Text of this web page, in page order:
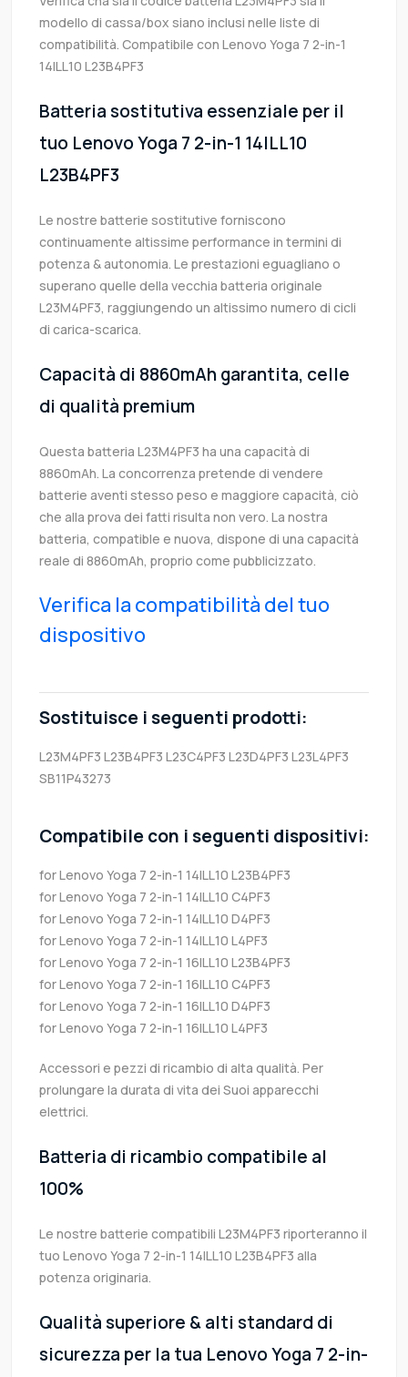
modello di cassa/box siano inclusi nelle liste di
compatibilità. Compatibile con Lenovo Yoga 7 2-in-1
14ILL10 L23B4PF3
Batteria sostitutiva essenziale per il
tuo Lenovo Yoga 7 2-in-1 14ILL10
L23B4PF3
Le nostre batterie sostitutive forniscono
continuamente altissime performance in termini di
potenza & autonomia. Le prestazioni eguagliano o
superano quelle della vecchia batteria originale
L23M4PF3, raggiungendo un altissimo numero di cicli
di carica-scarica.
Capacità di 8860mAh garantita, celle
di qualità premium
Questa batteria L23M4PF3 ha una capacità di
8860mAh. La concorrenza pretende di vendere
batterie aventi stesso peso e maggiore capacità, ciò
che alla prova dei fatti risulta non vero. La nostra
batteria, compatible e nuova, dispone di una capacità
reale di 8860mAh, proprio come pubblicizzato.
Verifica la compatibilità del tuo
dispositivo
Sostituisce i seguenti prodotti:
L23M4PF3 L23B4PF3 L23C4PF3 L23D4PF3 L23L4PF3
SB11P43273
Compatibile con i seguenti dispositivi:
for Lenovo Yoga 7 2-in-1 14ILL10 L23B4PF3
for Lenovo Yoga 7 2-in-1 14ILL10 C4PF3
for Lenovo Yoga 7 2-in-1 14ILL10 D4PF3
for Lenovo Yoga 7 2-in-1 14ILL10 L4PF3
for Lenovo Yoga 7 2-in-1 16ILL10 L23B4PF3
for Lenovo Yoga 7 2-in-1 16ILL10 C4PF3
for Lenovo Yoga 7 2-in-1 16ILL10 D4PF3
for Lenovo Yoga 7 2-in-1 16ILL10 L4PF3
Accessori e pezzi di ricambio di alta qualità. Per
prolungare la durata di vita dei Suoi apparecchi
elettrici.
Batteria di ricambio compatibile al
100%
Le nostre batterie compatibili L23M4PF3 riporteranno il
tuo Lenovo Yoga 7 2-in-1 14ILL10 L23B4PF3 alla
potenza originaria.
Qualità superiore & alti standard di
sicurezza per la tua Lenovo Yoga 7 2-in-